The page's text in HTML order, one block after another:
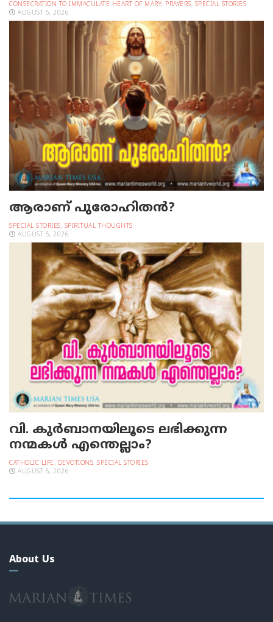
CONSECRATION TO IMMACULATE HEART OF MARY, PRAYERS, SPECIAL STORIES
AUGUST 5, 2026
ആരാണ് പുരോഹിതൻ?
SPECIAL STORIES, SPIRITUAL THOUGHTS
AUGUST 5, 2026
വി. കുര്‍ബാനയിലൂടെ ലഭിക്കുന്ന
നന്മകള്‍ എന്തെല്ലാം?
CATHOLIC LIFE, DEVOTIONS, SPECIAL STORIES
AUGUST 5, 2026
About Us